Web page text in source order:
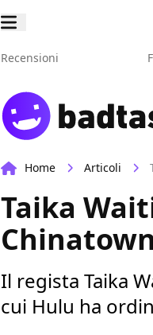
Recensioni
Home Articoli
Taika
Il regista Taika
cui Hulu ha